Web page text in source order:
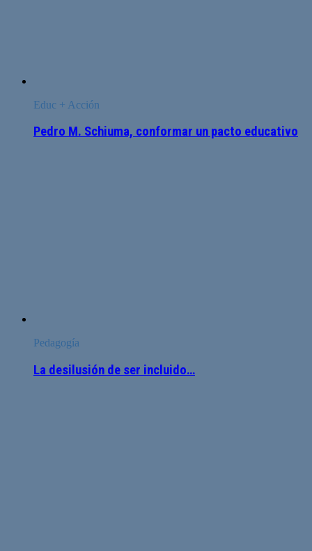
Educ + Acción
Pedro M. Schiuma, conformar un pacto educativo
Pedagogía
La desilusión de ser incluido…